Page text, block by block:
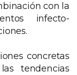
con la
infecto-
concretas
tendencias